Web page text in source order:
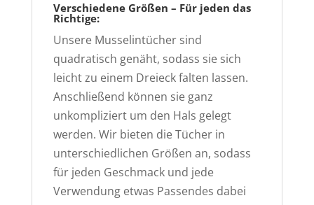
Verschiedene Größen – Für jeden das
Richtige:
Unsere Musselintücher sind
quadratisch genäht, sodass sie sich
leicht zu einem Dreieck falten lassen.
Anschließend können sie ganz
unkompliziert um den Hals gelegt
werden. Wir bieten die Tücher in
unterschiedlichen Größen an, sodass
für jeden Geschmack und jede
Verwendung etwas Passendes dabei